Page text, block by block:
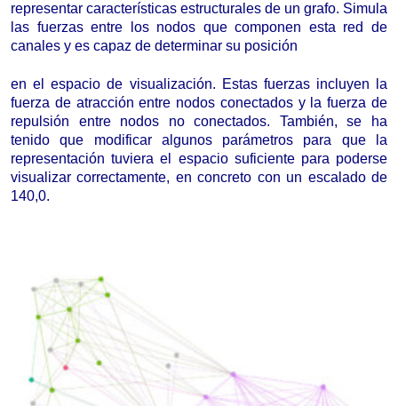
representar características estructurales de un grafo. Simula
las fuerzas entre los nodos que componen esta red de
canales y es capaz de determinar su posición
en el espacio de visualización. Estas fuerzas incluyen la
fuerza de atracción entre nodos conectados y la fuerza de
repulsión entre nodos no conectados. También, se ha
tenido que modificar algunos parámetros para que la
representacióntuviera el espacio suficiente para poderse
visualizar correctamente, en concreto con un escalado de
140,0.